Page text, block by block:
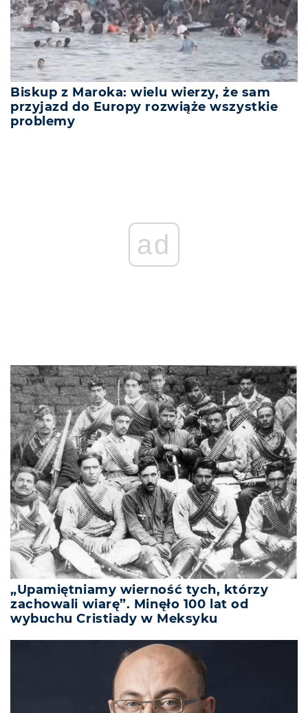
Biskup z Maroka: wielu wierzy, że sam
przyjazd do Europy rozwiąże wszystkie
problemy
ad
„Upamiętniamy wierność tych, którzy
zachowali wiarę”. Minęło 100 lat od
wybuchu Cristiady w Meksyku